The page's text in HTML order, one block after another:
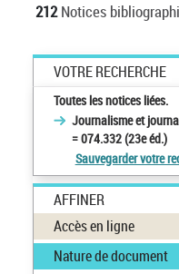
212Notices
VOTRE RECHERCHE
Toutes les notices liées.
Journalisme et
= 074.332 (23e éd.)
Sauvegarder votre
AFFINER
Accès en ligne
Nature de document